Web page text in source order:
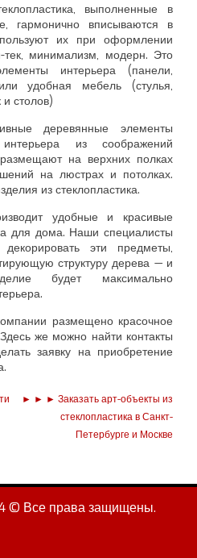
выполненные в
гармонично вписываются в
их при оформлении
минимализм, модерн. Это
интерьера (панели,
удобная мебель (стулья,
столов)
деревянные элементы
из соображений
на верхних полках
на люстрах и потолках.
из стеклопластика.
удобные и красивые
для дома. Наши специалисты
эти предметы,
структуру дерева — и
будет максимально
размещено красочное
же можно найти контакты
заявку на приобретение
► ► ► Заказать арт-объекты из
стеклопластика в Санкт-
Петербурге и Москве
© Все права защищены.